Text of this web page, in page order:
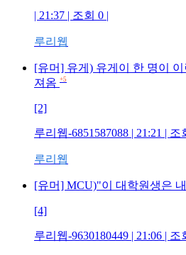
| 21:37 | 조회 0 |
루리웹
[유머] 유게) 유게이 한 명이
져옴 +5
[2]
루리웹-6851587088 | 21:21 | 조
루리웹
[유머] MCU)"이 대학원생은
[4]
루리웹-9630180449 | 21:06 | 조